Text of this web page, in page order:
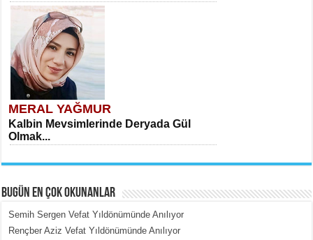
MERAL YAĞMUR
Kalbin Mevsimlerinde Deryada Gül
Olmak...
BUGÜN EN ÇOK OKUNANLAR
Semih Sergen Vefat Yıldönümünde Anılıyor
Rençber Aziz Vefat Yıldönümünde Anılıyor